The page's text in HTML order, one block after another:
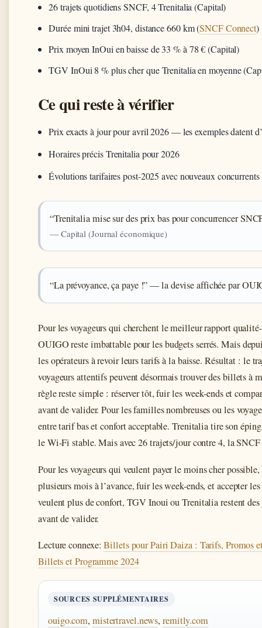
26 trajets quotidiens SNCF, 4 Trenitalia (Capital)
Durée mini trajet 3h04, distance 660 km (SNCF Connect)
Prix moyen InOui en baisse de 33 % à 78 € (Capital)
TGV InOui 8 % plus cher que Trenitalia en moyenne
Ce qui reste à vérifier
Prix exacts à jour pour avril 2026 — les exemples datent
Horaires précis Trenitalia pour 2026
Évolutions tarifaires post-2025 avec nouveaux concurrents
“Trenitalia mise sur des prix bas pour concurrencer
— Capital (Journal économique)
“La prévoyance, ça paye !” — la devise affichée par
Pour les voyageurs qui cherchent le meilleur rapport
OUIGO reste imbattable pour les budgets serrés. Mais
les opérateurs à revoir leurs tarifs à la baisse. Résultat : le
voyageurs attentifs peuvent désormais trouver des billets à
règle reste simple : réserver tôt, fuir les week-ends et
avant de valider. Pour les familles nombreuses ou les
entre tarif bas et confort acceptable. Trenitalia tire son
le Wi-Fi stable. Mais avec 26 trajets/jour contre 4, la SNCF
Pour les voyageurs qui veulent payer le moins cher
plusieurs mois à l’avance, fuir les week-ends, et accepter
veulent plus de confort, TGV Inoui ou Trenitalia restent
avant de valider.
Lecture connexe:Billets pour Pairi Daiza : Tarifs, Promos
Billets et Programme 2024
SOURCES SUPPLÉMENTAIRES
ouigo.com, mistertravel.news,remitly.com